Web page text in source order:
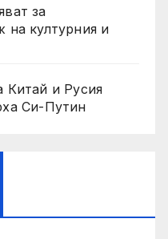
за
на културния и
Китай и Русия
Си-Путин